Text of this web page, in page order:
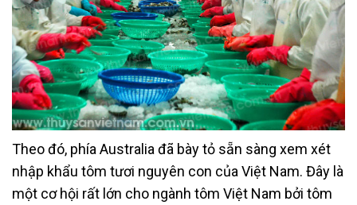
Theo đó, phía Australia đã bày tỏ sẵn sàng xem xét
nhập khẩu tôm tươi nguyên con của Việt Nam. Đây là
một cơ hội rất lớn cho ngành tôm Việt Nam bởi tôm